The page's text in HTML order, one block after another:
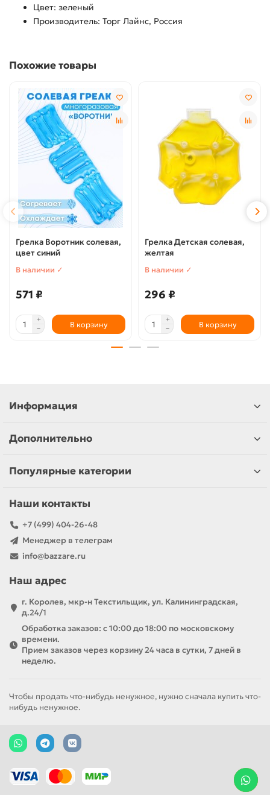
Цвет: зеленый
Производитель: Торг Лайнс, Россия
Похожие товары
Грелка Воротник солевая,
цвет синий
В наличии ✓
571 ₽
В корзину
Грелка Детская солевая,
желтая
В наличии ✓
296 ₽
В корзину
Информация
Дополнительно
Популярные категории
Наши контакты
+7 (499) 404-26-48
Менеджер в телеграм
info@bazzare.ru
Наш адрес
г. Королев, мкр-н Текстильщик, ул. Калининградская,
д.24/1
Обработка заказов: с 10:00 до 18:00 по московскому
времени.
Прием заказов через корзину 24 часа в сутки, 7 дней в
неделю.
Чтобы продать что-нибудь ненужное, нужно сначала купить что-
нибудь ненужное.